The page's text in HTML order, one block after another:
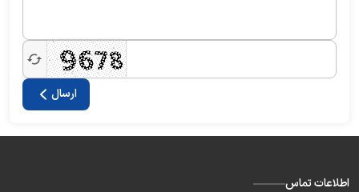
ارسال
اطلاعات تماس